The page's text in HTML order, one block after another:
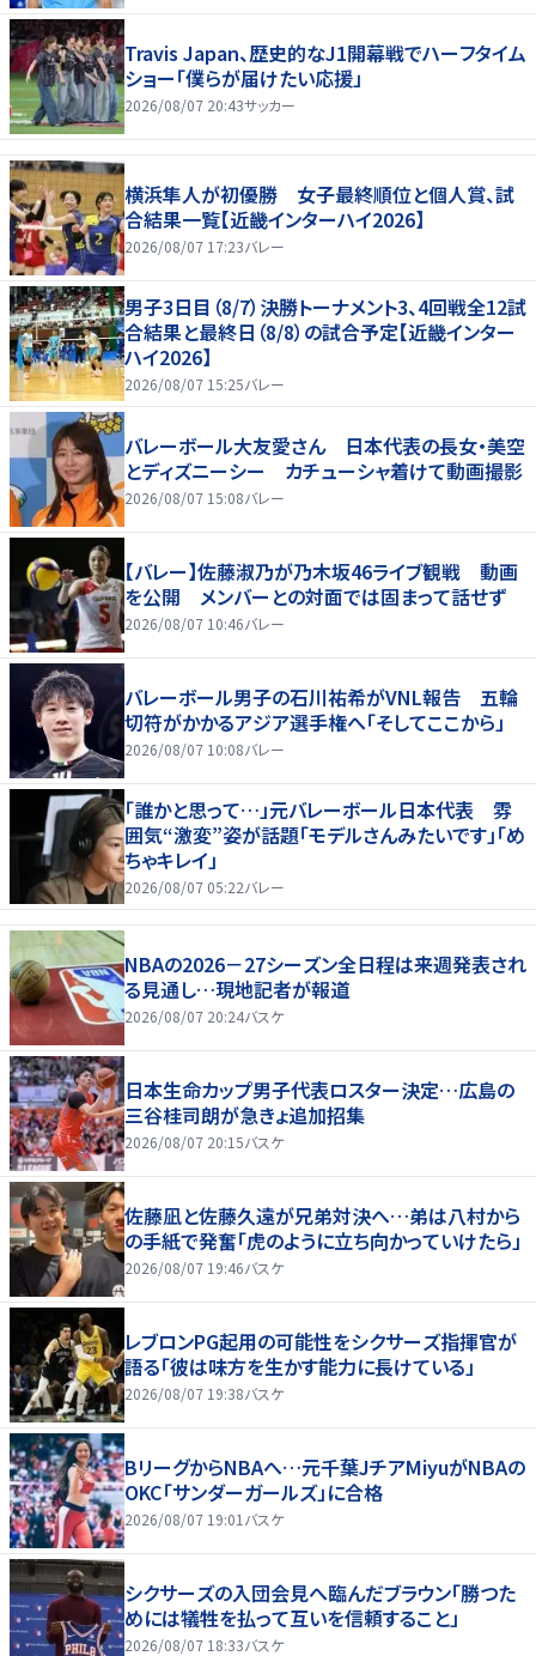
Travis Japan、歴史的なJ1開幕戦でハーフタイム
ショー「僕らが届けたい応援」
2026/08/07 20:43サッカー
横浜隼人が初優勝 女子最終順位と個人賞、試
合結果一覧【近畿インターハイ2026】
2026/08/07 17:23バレー
男子3日目（8/7）決勝トーナメント3、4回戦全12試
合結果と最終日（8/8）の試合予定【近畿インター
ハイ2026】
2026/08/07 15:25バレー
バレーボール大友愛さん 日本代表の長女・美空
とディズニーシー カチューシャ着けて動画撮影
2026/08/07 15:08バレー
【バレー】佐藤淑乃が乃木坂46ライブ観戦 動画
を公開 メンバーとの対面では固まって話せず
2026/08/07 10:46バレー
バレーボール男子の石川祐希がVNL報告 五輪
切符がかかるアジア選手権へ「そしてここから」
2026/08/07 10:08バレー
「誰かと思って…」元バレーボール日本代表 雰
囲気“激変”姿が話題「モデルさんみたいです」「め
ちゃキレイ」
2026/08/07 05:22バレー
NBAの2026－27シーズン全日程は来週発表され
る見通し…現地記者が報道
2026/08/07 20:24バスケ
日本生命カップ男子代表ロスター決定…広島の
三谷桂司朗が急きょ追加招集
2026/08/07 20:15バスケ
佐藤凪と佐藤久遠が兄弟対決へ…弟は八村から
の手紙で発奮「虎のように立ち向かっていけたら」
2026/08/07 19:46バスケ
レブロンPG起用の可能性をシクサーズ指揮官が
語る「彼は味方を生かす能力に長けている」
2026/08/07 19:38バスケ
BリーグからNBAへ…元千葉JチアMiyuがNBAの
OKC「サンダーガールズ」に合格
2026/08/07 19:01 バスケ
シクサーズの入団会見へ臨んだブラウン「勝つた
めには犠牲を払って互いを信頼すること」
2026/08/07 18:33バスケ